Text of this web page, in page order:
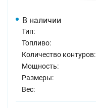
В наличии
Тип:
Топливо:
Количество контуров:
Мощность:
Размеры:
Вес: